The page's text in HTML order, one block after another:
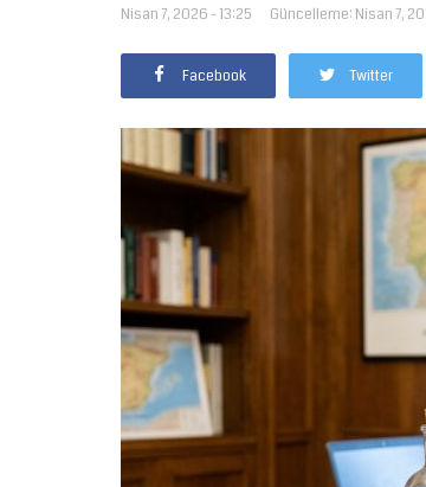
Nisan 7, 2026 - 13:25 Güncelleme: Nisan 7,
Facebook Twitter